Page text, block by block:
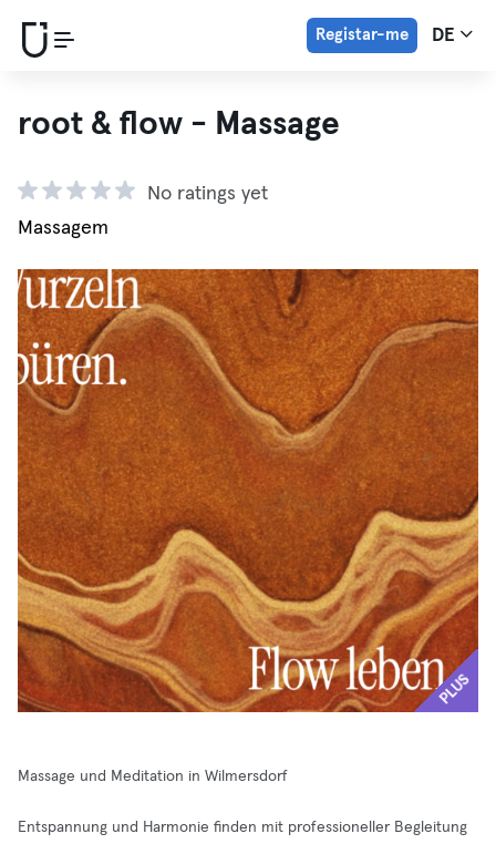
Registar-me DE
root & flow - Massage
No ratings yet
Massagem
PLUS
Massage und Meditation in Wilmersdorf
Entspannung und Harmonie finden mit professioneller Begleitung